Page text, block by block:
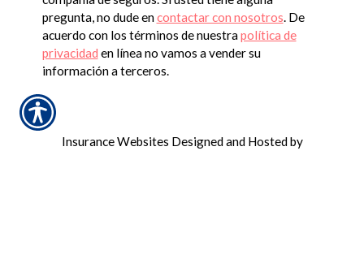
pregunta, no dude encontactar con nosotros. De
acuerdo con los términos de nuestrapolítica de
privacidad en línea no vamos a vender su
información a terceros.
Insurance Websites Designed and Hosted by